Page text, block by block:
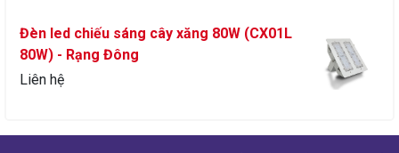
Đèn led chiếu sáng cây xăng 80W (CX01L
80W) - Rạng Đông
Liên hệ